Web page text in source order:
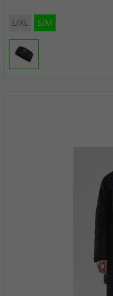
L/XL S/M